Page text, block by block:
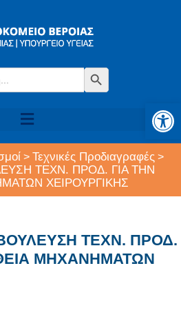
Search Button
> Τεχνικές Προδιαγραφές >
ΤΕΧΝ. ΠΡΟΔ. ΓΙΑ ΤΗΝ
ΧΕΙΡΟΥΡΓΙΚΗΣ
ΤΕΧΝ. ΠΡΟΔ.
ΜΗΧΑΝΗΜΑΤΩΝ